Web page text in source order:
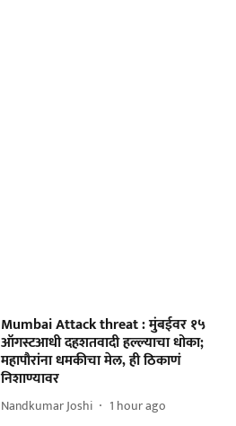
Mumbai Attack threat : मुंबईवर १५
ऑगस्टआधी दहशतवादी हल्ल्याचा धोका;
महापौरांना धमकीचा मेल, ही ठिकाणं
निशाण्यावर
Nandkumar Joshi 1 hour ago